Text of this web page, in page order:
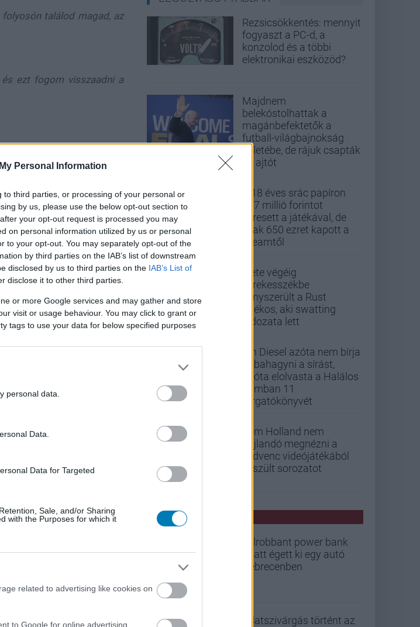
Personal Information
third parties, or processing of your personal or
by us, please use the below opt-out section to
your opt-out request is processed you may
on personal information utilized by us or personal
to your opt-out. You may separately opt-out of the
by third parties on the IAB’s list of downstream
disclosed by us to third parties on the IAB’s List of
disclose it to other third parties.
or more Google services and may gather and store
visit or usage behaviour. You may click to grant or
tags to use your data for below specified purposes
personal data.
Data.
Data for Targeted
Sale, and/or Sharing
with the Purposes for which it
related to advertising like cookies on
to Google for online advertising
találod magad, az
ezt fogom visszaadni a
egyre mélyebbre merül a
Austin Abrams (Eufória, Két
a film vérbeli horror lesz,
mögött a Constantin Film,
és ha minden jól megy,
játékokhoz. Épp itt lenne
a social médiában.
fel hírlevelünkre!
forduló! (X)
Rezsicsökkentés: mennyit
fogyaszt a PC-d, a
konzolod és a többi
elektronikai eszközöd?
Majdnem
belekóstolhattak a
magánbefektetők a
futball-világbajnokság
üzletébe, de rájuk csapták
az ajtót
A 18 éves srác papíron
437 millió forintot
keresett a játékával, de
csak 650 ezret kapott a
Steamtől
Élete végéig
kerekesszékbe
kényszerült a Rust
játékos, aki swatting
áldozata lett
Vin Diesel azóta nem bírja
abbahagyni a sírást,
mióta elolvasta a Halálos
iramban 11
forgatókönyvét
Tom Holland nem
hajlandó megnézni a
kedvenc videójátékából
készült sorozatot
PCW HÍREK
Felrobbant power bank
miatt égett ki egy autó
Debrecenben
Adatszivárgás történt az